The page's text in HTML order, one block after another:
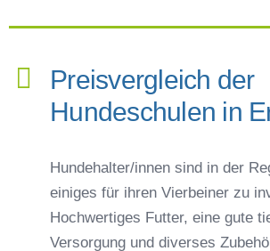
Preisvergleich der
Hundeschulen in
Hundehalter/innen sind in der
einiges für ihren Vierbeiner zu
Hochwertiges Futter, eine gute
Versorgung und diverses